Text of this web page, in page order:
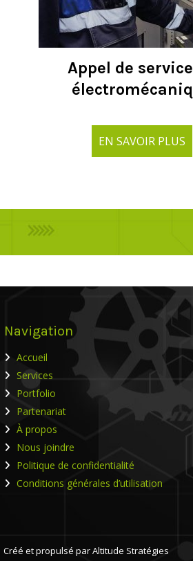
Appel de
EN SAVOIR PLUS
EN SAVOIR PLUS
Navigation
Accueil
Services
Portfolio
Partenariat
À propos
Nous joindre
Politique de confidentialité
Conditions générales d’utilisation
Créé et propulsé par Altitude Stratégies